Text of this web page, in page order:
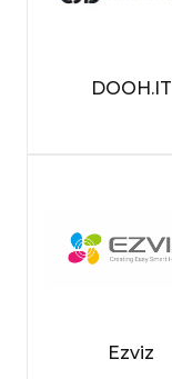
DOOH.IT
Ezviz